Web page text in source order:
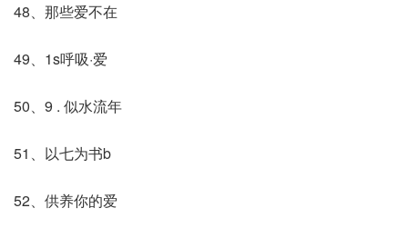
48、那些爱不在
49、1s呼吸·爱
50、9 . 似水流年
51、以七为书b
52、供养你的爱